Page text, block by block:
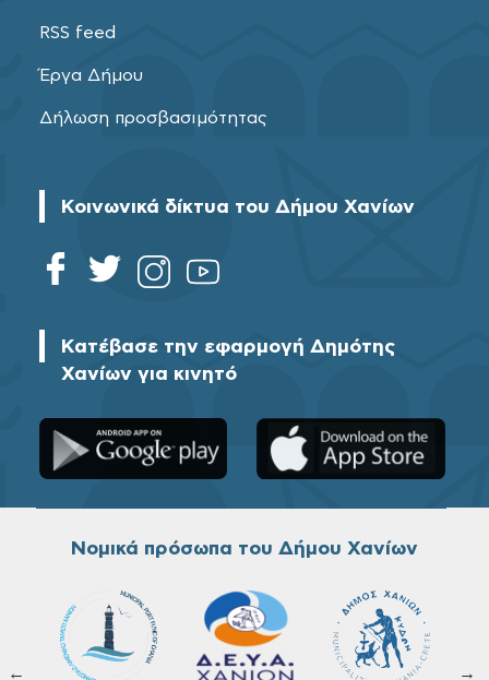
RSS feed
Έργα Δήμου
Δήλωση προσβασιμότητας
Κοινωνικά δίκτυα του Δήμου Χανίων
Κατέβασε την εφαρμογή Δημότης
Χανίων για κινητό
Νομικά πρόσωπα του Δήμου Χανίων
← →